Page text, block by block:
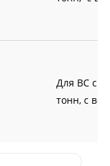
Для ВС с
тонн, с